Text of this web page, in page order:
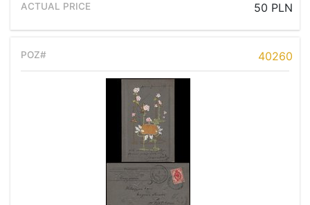
50 PLN
40260